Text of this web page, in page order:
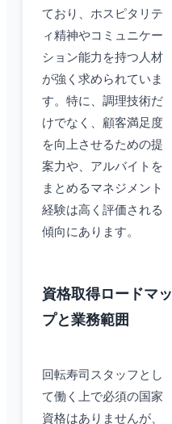
ており、ホスピタリテ
ィ精神やコミュニケー
ション能力を持つ人材
が強く求められていま
す。特に、調理技術だ
けでなく、顧客満足度
を向上させるための提
案力や、アルバイトを
まとめるマネジメント
経験は高く評価される
傾向にあります。
資格取得ロードマッ
プと業務範囲
回転寿司スタッフとし
て働く上で必須の国家
資格はありませんが、